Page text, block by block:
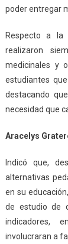
poder entregar
Respecto a la
realizaron
medicinales y
estudiantes
destacando
necesidad que
Aracelys
Indicó que,
alternativas
en su
de estudio de
indicadores,
involucraran a